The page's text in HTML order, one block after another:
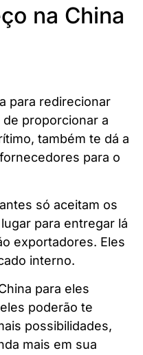
na China
para redirecionar
de proporcionar a
também te dá a
para o
só aceitam os
para entregar lá
exportadores. Eles
interno.
para eles
poderão te
possibilidades,
mais em sua